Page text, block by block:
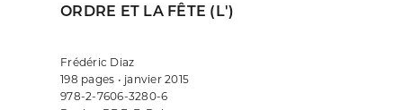
ORDRE ET LA FÊTE (L')
Frédéric Diaz
198 pages • janvier 2015
978-2-7606-3280-6